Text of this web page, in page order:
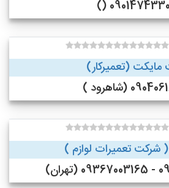
(تعمیرکار)
(شاهرود )
( شرکت تعمیرات لوازم )